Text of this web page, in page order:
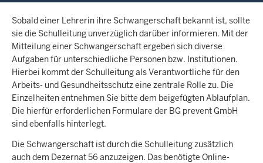
Sobald einer Lehrerin ihre Schwangerschaft bekannt ist, sollte
sie die Schulleitung unverzüglich darüber informieren. Mit der
Mitteilung einer Schwangerschaft ergeben sich diverse
Aufgaben für unterschiedliche Personen bzw. Institutionen.
Hierbei kommt der Schulleitung als Verantwortliche für den
Arbeits- und Gesundheitsschutz eine zentrale Rolle zu. Die
Einzelheiten entnehmen Sie bitte dem beigefügten Ablaufplan.
Die hierfür erforderlichen Formulare der BG prevent GmbH
sind ebenfalls hinterlegt.
Die Schwangerschaft ist durch die Schulleitung zusätzlich
auch dem Dezernat 56 anzuzeigen. Das benötigte Online-